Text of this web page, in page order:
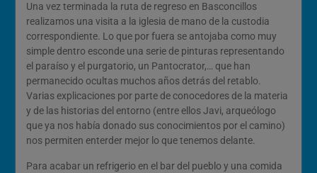
Una vez terminada la ruta de regreso en Basconcillos
realizamos una visita a la iglesia de mano de la custodia
correspondiente. Lo que por fuera se antojaba como muy
simple dentro esconde una serie de pinturas representando
el paraíso y el purgatorio, un Pantocrator,… que han
permanecido ocultas muchos años detrás del retablo.
Varias explicaciones por parte de conocedores de la materia
y de las historias del entorno (entre ellos Javi, arqueólogo
que ya nos había donado sus conocimientos por el camino)
nos permiten enterder mejor lo que tenemos delante.
Para acabar un refrigerio en el bar del pueblo y una comida